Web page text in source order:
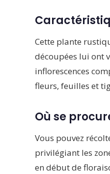
Cette plante
découpées lui ont
inflorescences
fleurs, feuilles et
Où se
Vous pouvez
privilégiant les
en début de